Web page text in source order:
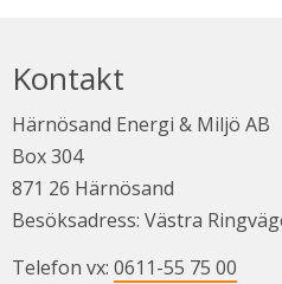
Kontakt
Härnösand Energi & Miljö AB
Box 304
871 26 Härnösand
Besöksadress: Västra
Telefon vx: 0611-55 75 00